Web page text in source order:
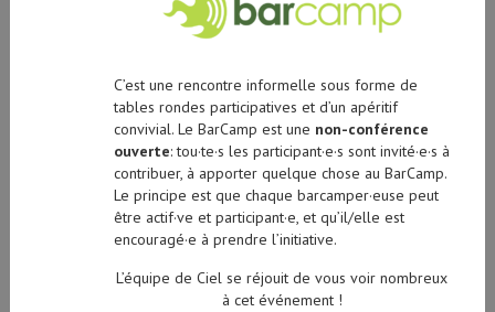
C’est une rencontre informelle sous forme de
tables rondes participatives et d’un apéritif
convivial. Le BarCamp est une non-conférence
ouverte: tou·te·s les participant·e·s sont invité·e·s à
contribuer, à apporter quelque chose au BarCamp.
Le principe est que chaque barcamper·euse peut
être actif·ve et participant·e, et qu’il/elle est
encouragé·e à prendre l’initiative.
L’équipe de Ciel se réjouit de vous voir nombreux
à cet événement !